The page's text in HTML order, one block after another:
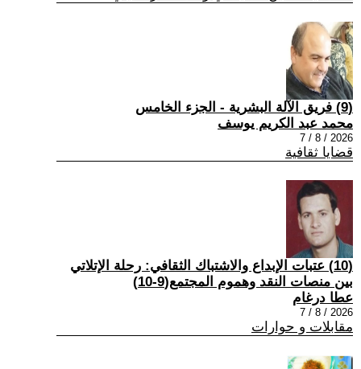
(9) فريق الآلة البشرية - الجزء الخامس
محمد عبد الكريم يوسف
2026 / 8 / 7
قضايا ثقافية
(10) عتبات الإبداع والاشتباك الثقافي: رحلة الإتلاتي
بين منصات النقد وهموم المجتمع(9-10)
عطا درغام
2026 / 8 / 7
مقابلات و حوارات